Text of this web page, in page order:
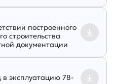
построенного
строительства
документации
эксплуатацию 78-